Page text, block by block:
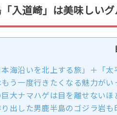
「入道崎」は美味しいグ
本海沿いを北上する旅」＋「
もう一度行きたくなる魅力がい
巨大ナマハゲは目を離せないほ
り出した男鹿半島のゴジラ岩も